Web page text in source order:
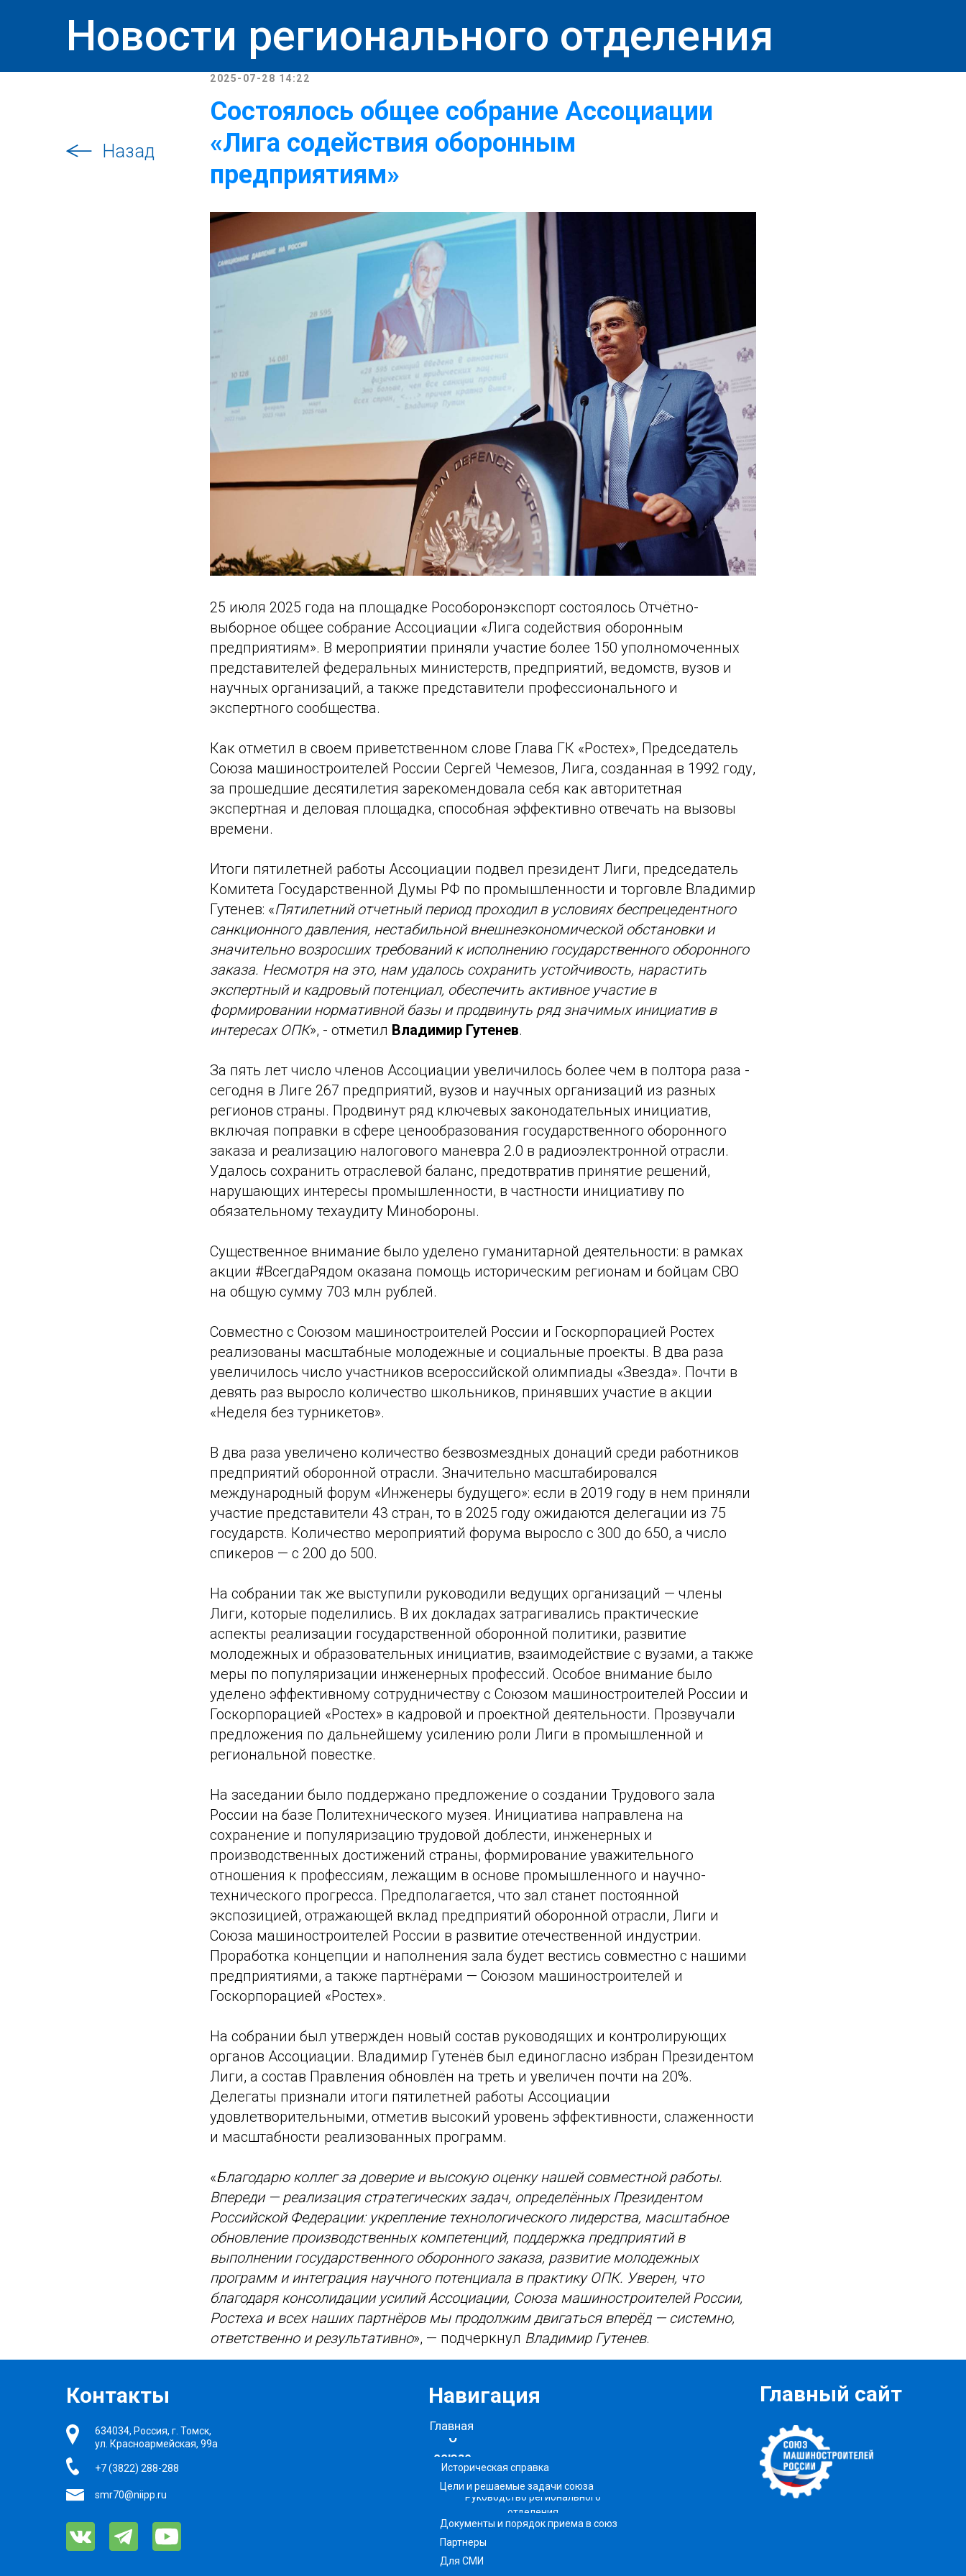
Новости регионального отделения
Назад
2025-07-28 14:22
Состоялось общее собрание Ассоциации
«Лига содействия оборонным
предприятиям»
25 июля 2025 года на площадке Рособоронэкспорт состоялось Отчётно-
выборное общее собрание Ассоциации «Лига содействия оборонным
предприятиям». В мероприятии приняли участие более 150 уполномоченных
представителей федеральных министерств, предприятий, ведомств, вузов и
научных организаций, а также представители профессионального и
экспертного сообщества.
Как отметил в своем приветственном слове Глава ГК «Ростех», Председатель
Союза машиностроителей России Сергей Чемезов, Лига, созданная в 1992 году,
за прошедшие десятилетия зарекомендовала себя как авторитетная
экспертная и деловая площадка, способная эффективно отвечать на вызовы
времени.
Итоги пятилетней работы Ассоциации подвел президент Лиги, председатель
Комитета Государственной Думы РФ по промышленности и торговле Владимир
Гутенев: «Пятилетний отчетный период проходил в условиях беспрецедентного
санкционного давления, нестабильной внешнеэкономической обстановки и
значительно возросших требований к исполнению государственного оборонного
заказа. Несмотря на это, нам удалось сохранить устойчивость, нарастить
экспертный и кадровый потенциал, обеспечить активное участие в
формировании нормативной базы и продвинуть ряд значимых инициатив в
интересах ОПК», - отметил Владимир Гутенев.
За пять лет число членов Ассоциации увеличилось более чем в полтора раза -
сегодня в Лиге 267 предприятий, вузов и научных организаций из разных
регионов страны. Продвинут ряд ключевых законодательных инициатив,
включая поправки в сфере ценообразования государственного оборонного
заказа и реализацию налогового маневра 2.0 в радиоэлектронной отрасли.
Удалось сохранить отраслевой баланс, предотвратив принятие решений,
нарушающих интересы промышленности, в частности инициативу по
обязательному техаудиту Минобороны.
Существенное внимание было уделено гуманитарной деятельности: в рамках
акции #ВсегдаРядом оказана помощь историческим регионам и бойцам СВО
на общую сумму 703 млн рублей.
Совместно с Союзом машиностроителей России и Госкорпорацией Ростех
реализованы масштабные молодежные и социальные проекты. В два раза
увеличилось число участников всероссийской олимпиады «Звезда». Почти в
девять раз выросло количество школьников, принявших участие в акции
«Неделя без турникетов».
В два раза увеличено количество безвозмездных донаций среди работников
предприятий оборонной отрасли. Значительно масштабировался
международный форум «Инженеры будущего»: если в 2019 году в нем приняли
участие представители 43 стран, то в 2025 году ожидаются делегации из 75
государств. Количество мероприятий форума выросло с 300 до 650, а число
спикеров — с 200 до 500.
На собрании так же выступили руководили ведущих организаций — члены
Лиги, которые поделились. В их докладах затрагивались практические
аспекты реализации государственной оборонной политики, развитие
молодежных и образовательных инициатив, взаимодействие с вузами, а также
меры по популяризации инженерных профессий. Особое внимание было
уделено эффективному сотрудничеству с Союзом машиностроителей России и
Госкорпорацией «Ростех» в кадровой и проектной деятельности. Прозвучали
предложения по дальнейшему усилению роли Лиги в промышленной и
региональной повестке.
На заседании было поддержано предложение о создании Трудового зала
России на базе Политехнического музея. Инициатива направлена на
сохранение и популяризацию трудовой доблести, инженерных и
производственных достижений страны, формирование уважительного
отношения к профессиям, лежащим в основе промышленного и научно-
технического прогресса. Предполагается, что зал станет постоянной
экспозицией, отражающей вклад предприятий оборонной отрасли, Лиги и
Союза машиностроителей России в развитие отечественной индустрии.
Проработка концепции и наполнения зала будет вестись совместно с нашими
предприятиями, а также партнёрами — Союзом машиностроителей и
Госкорпорацией «Ростех».
На собрании был утвержден новый состав руководящих и контролирующих
органов Ассоциации. Владимир Гутенёв был единогласно избран Президентом
Лиги, а состав Правления обновлён на треть и увеличен почти на 20%.
Делегаты признали итоги пятилетней работы Ассоциации
удовлетворительными, отметив высокий уровень эффективности, слаженности
и масштабности реализованных программ.
«Благодарю коллег за доверие и высокую оценку нашей совместной работы.
Впереди — реализация стратегических задач, определённых Президентом
Российской Федерации: укрепление технологического лидерства, масштабное
обновление производственных компетенций, поддержка предприятий в
выполнении государственного оборонного заказа, развитие молодежных
программ и интеграция научного потенциала в практику ОПК. Уверен, что
благодаря консолидации усилий Ассоциации, Союза машиностроителей России,
Ростеха и всех наших партнёров мы продолжим двигаться вперёд — системно,
ответственно и результативно», — подчеркнул Владимир Гутенев.
634034, Россия, г. Томск,
ул. Красноармейская, 99а
+7 (3822) 288-288
Главный сайт
smr70@niipp.ru
Контакты
О
союзе
Навигация
Главная
Историческая справка
Цели и решаемые задачи союза
Руководство регионального
отделения
Документы и порядок приема в союз
Партнеры
Для СМИ